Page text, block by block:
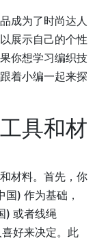
成为了时尚达人
展示自己的个性
你想学习编织技
着小编一起来探
具和材
材料。首先，你
) 作为基础，
) 或者线绳
好来决定。此